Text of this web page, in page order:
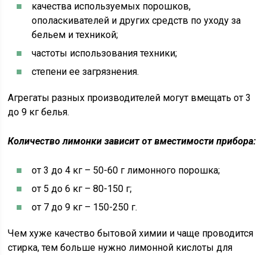
качества используемых порошков,
ополаскивателей и других средств по уходу за
бельем и техникой;
частоты использования техники;
степени ее загрязнения.
Агрегаты разных производителей могут вмещать от 3
до 9 кг белья.
Количество лимонки зависит от вместимости прибора:
от 3 до 4 кг – 50-60 г лимонного порошка;
от 5 до 6 кг – 80-150 г;
от 7 до 9 кг – 150-250 г.
Чем хуже качество бытовой химии и чаще проводится
стирка, тем больше нужно лимонной кислоты для